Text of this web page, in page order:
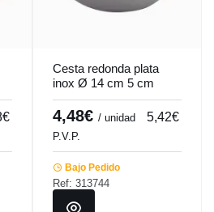
Cesta redonda plata
inox Ø 14 cm 5 cm
Hypinox Pro.mundi
4,48€ / unidad 5,42€
P.V.P.
Bajo Pedido
Ref: 313744